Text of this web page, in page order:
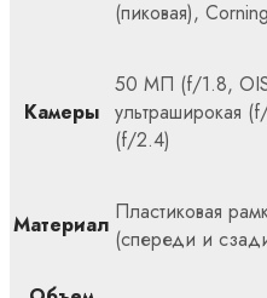
(пиковая),
Камеры
50 МП (f/1.8,
ультраширокая
(f/2.4)
Материал Пластиковая
(спереди и